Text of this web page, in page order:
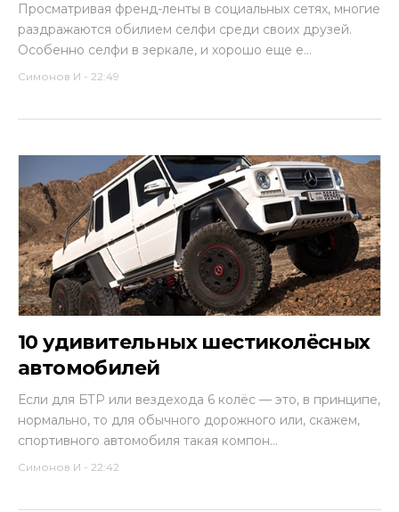
Просматривая френд-ленты в социальных сетях, многие
раздражаются обилием селфи среди своих друзей.
Особенно селфи в зеркале, и хорошо еще е...
Симонов И - 22:49
10 удивительных шестиколёсных
автомобилей
Если для БТР или вездехода 6 колёс — это, в принципе,
нормально, то для обычного дорожного или, скажем,
спортивного автомобиля такая компон...
Симонов И - 22:42